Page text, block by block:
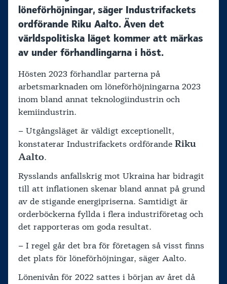
löneförhöjningar, säger Industrifackets
ordförande Riku Aalto. Även det
världspolitiska läget kommer att märkas
av under förhandlingarna i höst.
Hösten 2023 förhandlar parterna på
arbetsmarknaden om löneförhöjningarna 2023
inom bland annat teknologiindustrin och
kemiindustrin.
– Utgångsläget är väldigt exceptionellt,
konstaterar Industrifackets ordförande Riku
Aalto.
Rysslands anfallskrig mot Ukraina har bidragit
till att inflationen skenar bland annat på grund
av de stigande energipriserna. Samtidigt är
orderböckerna fyllda i flera industriföretag och
det rapporteras om goda resultat.
– I regel går det bra för företagen så visst finns
det plats för löneförhöjningar, säger Aalto.
Lönenivån för 2022 sattes i början av året då